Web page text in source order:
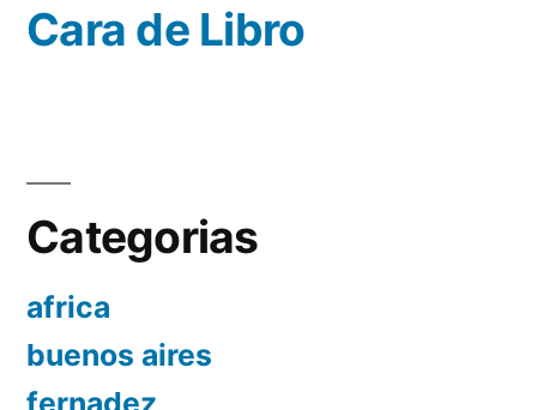
Cara de Libro
Categorias
africa
buenos aires
fernadez